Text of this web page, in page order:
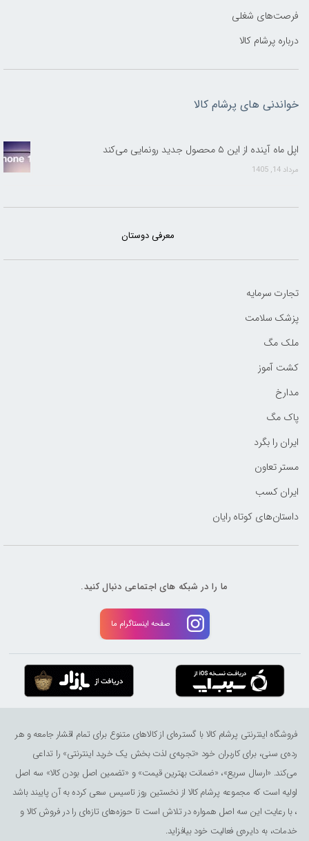
فرصت‌های شغلی
درباره پرشام کالا
خواندنی های پرشام کالا
اپل ماه آینده از این ۵ محصول جدید رونمایی می‌کند
مرداد 14, 1405
معرفی دوستان
تجارت سرمایه
پزشک سلامت
ملک مگ
کشت آموز
مدارخ
پاک مگ
ایران را بگرد
مستر تعاون
ایران کسب
داستان‌های کوتاه رایان
ما را در شبکه های اجتماعی دنبال کنید.
صفحه اینستاگرام ما
فروشگاه اینترنتی پرشام کالا با گستره‌ای از کالاهای متنوع برای تمام اقشار جامعه و هر
رده‌ی سنی، برای کاربران خود «تجربه‌ی لذت ‌بخش یک خرید اینترنتی» را تداعی
می‌کند. «ارسال سریع»، «ضمانت بهترین قیمت» و «تضمین اصل بودن کالا» سه اصل
اولیه است که مجموعه پرشام کالا از نخستین روز تاسیس سعی کرده به آن پایبند باشد
، با رعایت این سه اصل همواره در تلاش است تا حوزه‌های تازه‌ای را در فروش کالا و
خدمات، به دایره‌ی فعالیت خود بیافزاید.